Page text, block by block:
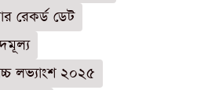
রেকর্ড ডেট
লভ্যাংশ ২০২৫